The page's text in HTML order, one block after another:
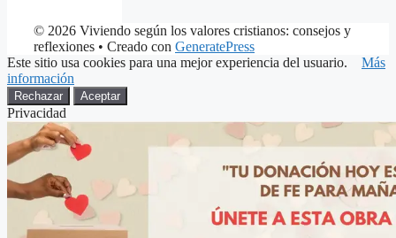
© 2026 Viviendo según los valores cristianos: consejos y
reflexiones • Creado con GeneratePress
Este sitio usa cookies para una mejor experiencia del usuario. Más
información
Rechazar Aceptar
Privacidad